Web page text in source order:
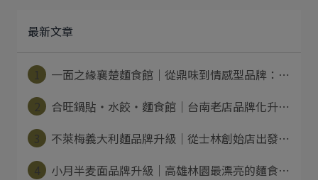
最新文章
一面之緣襄楚麵食館｜從鼎味到情感型品牌：⋯
合旺鍋貼・水餃・麵食館｜台南老店品牌化升⋯
不萊梅義大利麵品牌升級｜從士林創始店出發⋯
小月半麦面品牌升級｜高雄林園最漂亮的麵食⋯